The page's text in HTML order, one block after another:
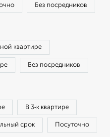
Без посредников
квартире
Без посредников
В 3‑к квартире
срок Посуточно